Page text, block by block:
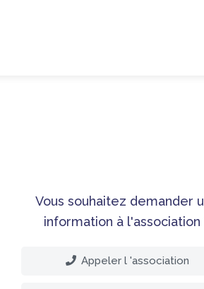
Vous souhaitez demander
information à l'association
Appeler l 'association